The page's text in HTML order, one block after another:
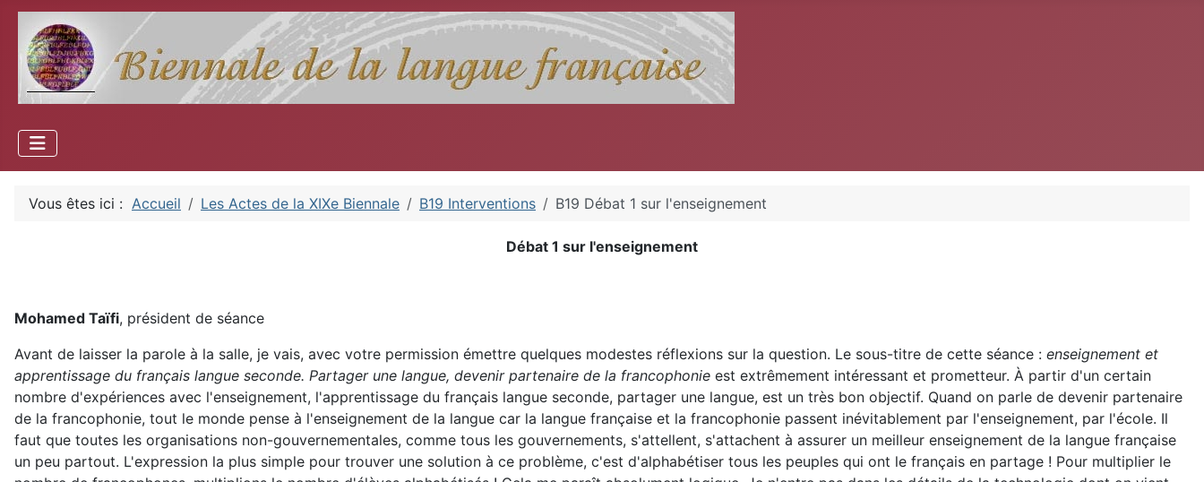
Vous êtes ici : Accueil Les Actes de la XIXe Biennale B19 Interventions B19 Débat 1 sur l'enseignement
Débat 1 sur l'enseignement
Mohamed Taïfi, président de séance
Avant de laisser la parole à la salle, je vais, avec votre permission émettre quelques modestes réflexions sur la question. Le sous-titre de cette séance : enseignement et
apprentissage du français langue seconde. Partager une langue, devenir partenaire de la francophonie est extrêmement intéressant et prometteur. À partir d'un certain
nombre d'expériences avec l'enseignement, l'apprentissage du français langue seconde, partager une langue, est un très bon objectif. Quand on parle de devenir partenaire
de la francophonie, tout le monde pense à l'enseignement de la langue car la langue française et la francophonie passent inévitablement par l'enseignement, par l'école. Il
faut que toutes les organisations non-gouvernementales, comme tous les gouvernements, s'attellent, s'attachent à assurer un meilleur enseignement de la langue française
un peu partout. L'expression la plus simple pour trouver une solution à ce problème, c'est d'alphabétiser tous les peuples qui ont le français en partage ! Pour multiplier le